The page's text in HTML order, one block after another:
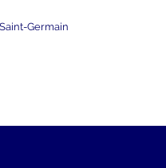
Germain